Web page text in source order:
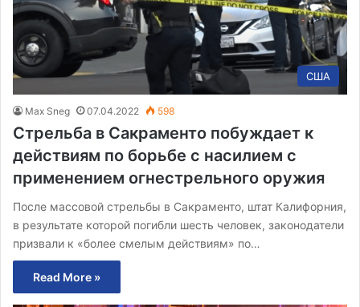
США
Max Sneg 07.04.2022 598
Стрельба в Сакраменто побуждает к
действиям по борьбе с насилием с
применением огнестрельного оружия
После массовой стрельбы в Сакраменто, штат Калифорния,
в результате которой погибли шесть человек, законодатели
призвали к «более смелым действиям» по…
Read More »